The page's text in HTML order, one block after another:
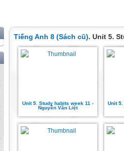
Tiếng Anh 8 (Sách cũ). Unit 5.
Unit 5. Study habits week 11 -
Nguyễn Văn Liệt
Unit